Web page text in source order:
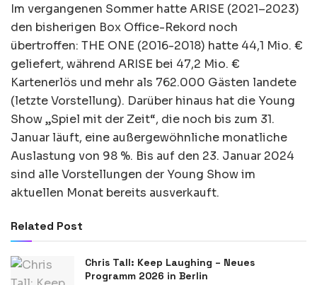
Im vergangenen Sommer hatte ARISE (2021–2023)
den bisherigen Box Office-Rekord noch
übertroffen: THE ONE (2016-2018) hatte 44,1 Mio. €
geliefert, während ARISE bei 47,2 Mio. €
Kartenerlös und mehr als 762.000 Gästen landete
(letzte Vorstellung). Darüber hinaus hat die Young
Show „Spiel mit der Zeit“, die noch bis zum 31.
Januar läuft, eine außergewöhnliche monatliche
Auslastung von 98 %. Bis auf den 23. Januar 2024
sind alle Vorstellungen der Young Show im
aktuellen Monat bereits ausverkauft.
Related Post
Chris Tall: Keep Laughing – Neues
Programm 2026 in Berlin